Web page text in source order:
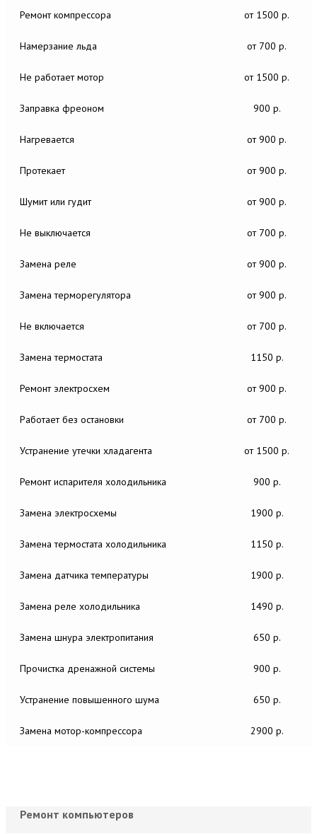
Ремонт компрессора от 1500 р.
Намерзание льда от 700 р.
Не работает мотор от 1500 р.
Заправка фреоном 900 р.
Нагревается от 900 р.
Протекает от 900 р.
Шумит или гудит от 900 р.
Не выключается от 700 р.
Замена реле от 900 р.
Замена терморегулятора от 900 р.
Не включается от 700 р.
Замена термостата 1150 р.
Ремонт электросхем от 900 р.
Работает без остановки от 700 р.
Устранение утечки хладагента от 1500 р.
Ремонт испарителя холодильника 900 р.
Замена электросхемы 1900 р.
Замена термостата холодильника 1150 р.
Замена датчика температуры 1900 р.
Замена реле холодильника 1490 р.
Замена шнура электропитания 650 р.
Прочистка дренажной системы 900 р.
Устранение повышенного шума 650 р.
Замена мотор-компрессора 2900 р.
Ремонт компьютеров